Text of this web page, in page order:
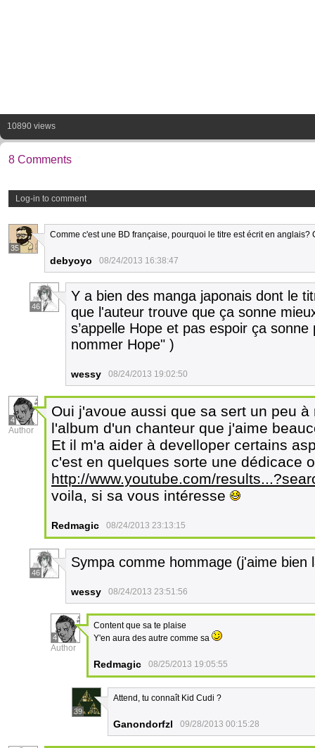
10890 views
8 Comments
Log-in to comment
35
Comme c'est une BD française, pourquoi le titre est écrit en anglais?
debyoyo 08/24/2013 16:38:47
46
Y a bien des manga japonais dont le
que l'auteur trouve que ça sonne
s’appelle Hope et pas espoir ça
nommer Hope" )
wessy 08/24/2013 19:02:50
4
Author
Oui j'avoue aussi que sa sert un peu
l'album d'un chanteur que j'aime
Et il m'a aider à develloper certains
c'est en quelques sorte une dédicace
http://www.youtube.com/
voila, si sa vous intéresse
Redmagic 08/24/2013 23:13:15
46
Sympa comme hommage (j'aime bien
wessy 08/24/2013 23:51:56
4
Author
Content que sa te plaise
Y'en aura des autre comme sa
Redmagic 08/25/2013 19:05:55
39
Attend, tu connaît Kid Cudi ?
Ganondorfzl 09/28/2013 00:15:28